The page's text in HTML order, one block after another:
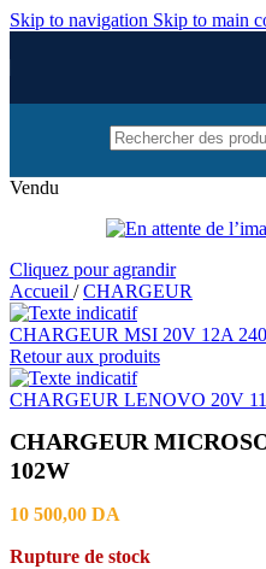
Skip to navigation Skip to main
Vendu
Cliquez pour agrandir
Accueil / CHARGEUR
CHARGEUR MSI 20V 12A
Retour aux produits
CHARGEUR LENOVO 20V
CHARGEUR
102W
10 500,00 DA
Rupture de stock